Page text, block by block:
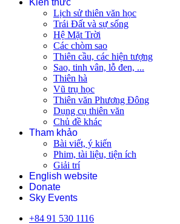
Kiến thức
Lịch sử thiên văn học
Trái Đất và sự sống
Hệ Mặt Trời
Các chòm sao
Thiên cầu, các hiện tượng
Sao, tinh vân, lỗ đen, ...
Thiên hà
Vũ trụ học
Thiên văn Phương Đông
Dụng cụ thiên văn
Chủ đề khác
Tham khảo
Bài viết, ý kiến
Phim, tài liệu, tiện ích
Giải trí
English website
Donate
Sky Events
+84 91 530 1116